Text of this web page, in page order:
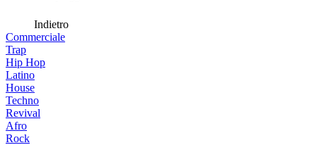
Indietro
Commerciale
Trap
Hip Hop
Latino
House
Techno
Revival
Afro
Rock